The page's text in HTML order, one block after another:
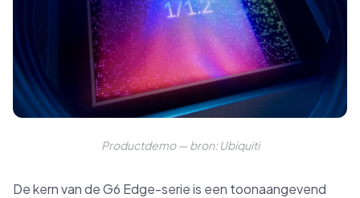
Productdemo — bron: Ubiquiti
De kern van de G6 Edge-serie is een toonaangevend